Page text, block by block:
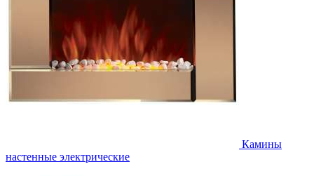
Камины
настенные электрические